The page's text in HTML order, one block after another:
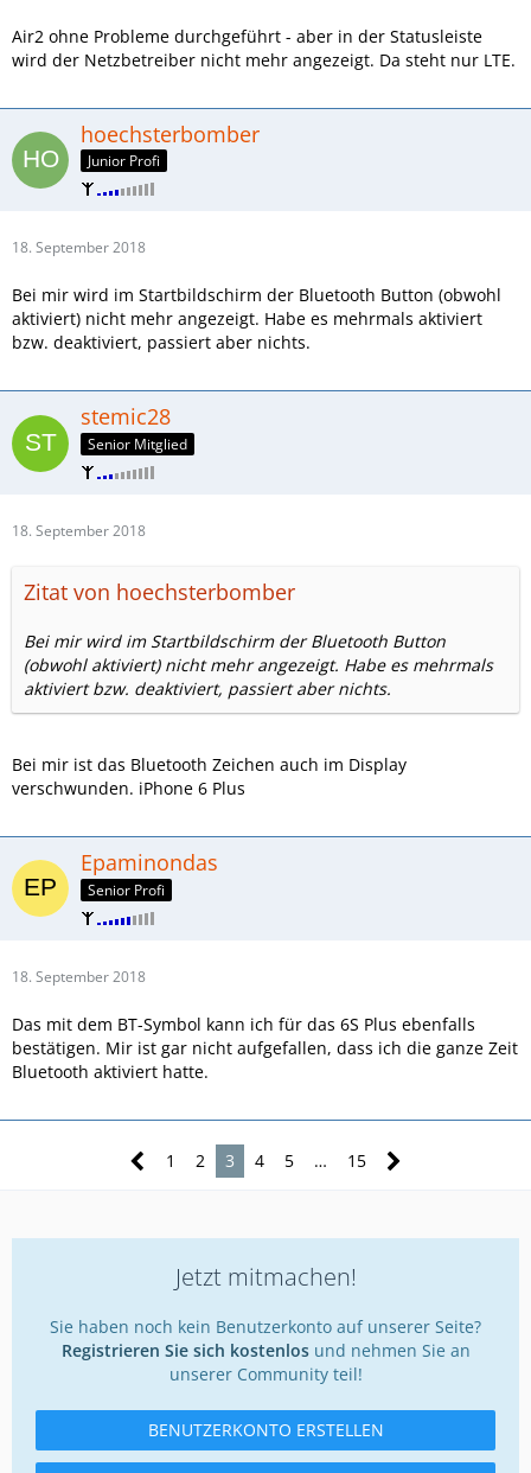
Air2 ohne Probleme durchgeführt - aber in der Statusleiste
wird der Netzbetreiber nicht mehr angezeigt. Da steht nur LTE.
hoechsterbomber
Junior Profi
18. September 2018
Bei mir wird im Startbildschirm der Bluetooth Button (obwohl
aktiviert) nicht mehr angezeigt. Habe es mehrmals aktiviert
bzw. deaktiviert, passiert aber nichts.
stemic28
Senior Mitglied
18. September 2018
Zitat von hoechsterbomber
Bei mir wird im Startbildschirm der Bluetooth Button
(obwohl aktiviert) nicht mehr angezeigt. Habe es mehrmals
aktiviert bzw. deaktiviert, passiert aber nichts.
Bei mir ist das Bluetooth Zeichen auch im Display
verschwunden. iPhone 6 Plus
Epaminondas
Senior Profi
18. September 2018
Das mit dem BT-Symbol kann ich für das 6S Plus ebenfalls
bestätigen. Mir ist gar nicht aufgefallen, dass ich die ganze Zeit
Bluetooth aktiviert hatte.
1 2 3 4 5 … 15
Jetzt mitmachen!
Sie haben noch kein Benutzerkonto auf unserer Seite?
Registrieren Sie sich kostenlosund nehmen Sie an
unserer Community teil!
BENUTZERKONTO ERSTELLEN